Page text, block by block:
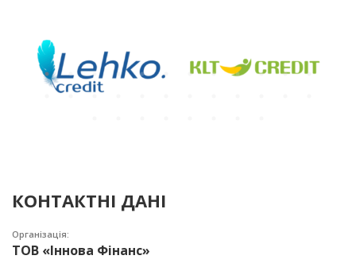
КОНТАКТНІ ДАНІ
Організація:
ТОВ «Іннова Фінанс»